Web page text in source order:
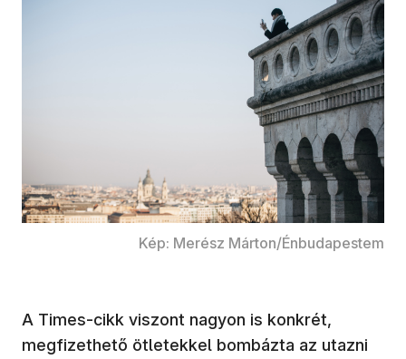
Kép: Merész Márton/Énbudapestem
A Times-cikk viszont nagyon is konkrét,
megfizethető ötletekkel bombázta az utazni